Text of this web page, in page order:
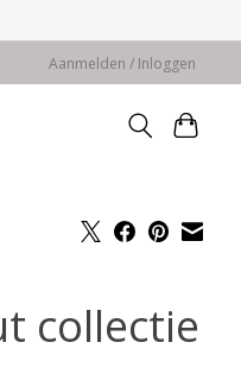
Aanmelden / Inloggen
collectie